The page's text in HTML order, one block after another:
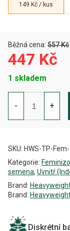
149 Kč / kus
Běžná cena: 557 Kč
447 Kč
1 skladem
-
Total
Paralysis
Feminizovaná
množství
+
SKU: HWS-TP-
Kategorie:
semena, Uvnitř
Brand:
Brand:
Diskrétní